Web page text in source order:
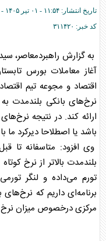
تاریخ انتشار: ۱۱:۵۴ - ۰۱ تير ۱۴۰۵ -
کد خبر: ۳۱۱۴۲۰
به گزارش راهبردمعاصر،
اقتصاد و مجوعه تیم
نرخ‌های بانکی بلندمدت
ارائه کند. در نتیجه
باشد یا اصطلاحا دیرکرد ما
وی افزود: متاسفانه تا
بلندمدت بالاتر از نرخ
تورم می‌داده و لنگر
برنامه‌ای داریم که
مرکزی درخصوص میزان